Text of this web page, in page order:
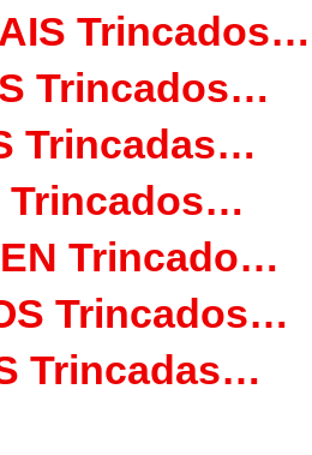
Trincados…
Trincados…
Trincadas…
Trincados…
Trincado…
Trincados…
Trincadas…